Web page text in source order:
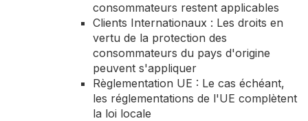
consommateurs restent applicables
Clients Internationaux : Les droits en
vertu de la protection des
consommateurs du pays d'origine
peuvent s'appliquer
Règlementation UE : Le cas échéant,
les réglementations de l'UE complètent
la loi locale